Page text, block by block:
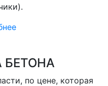
БЕТОНА
по цене, которая